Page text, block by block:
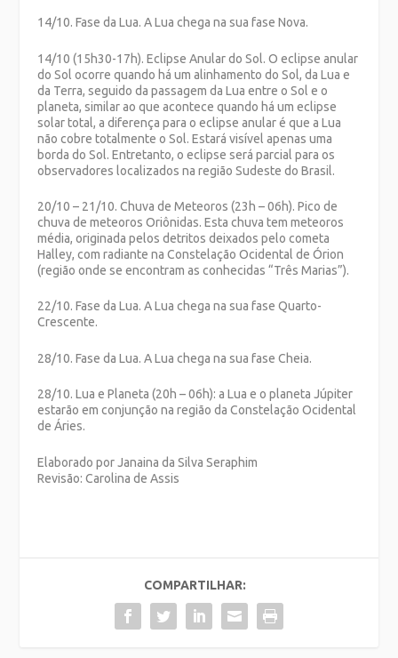
14/10. Fase da Lua. A Lua chega na sua fase Nova.
14/10 (15h30-17h). Eclipse Anular do Sol. O eclipse anular
do Sol ocorre quando há um alinhamento do Sol, da Lua e
da Terra, seguido da passagem da Lua entre o Sol e o
planeta, similar ao que acontece quando há um eclipse
solar total, a diferença para o eclipse anular é que a Lua
não cobre totalmente o Sol. Estará visível apenas uma
borda do Sol. Entretanto, o eclipse será parcial para os
observadores localizados na região Sudeste do Brasil.
20/10 – 21/10. Chuva de Meteoros (23h – 06h). Pico de
chuva de meteoros Oriônidas. Esta chuva tem meteoros
média, originada pelos detritos deixados pelo cometa
Halley, com radiante na Constelação Ocidental de Órion
(região onde se encontram as conhecidas “Três Marias”).
22/10. Fase da Lua. A Lua chega na sua fase Quarto-
Crescente.
28/10. Fase da Lua. A Lua chega na sua fase Cheia.
28/10. Lua e Planeta (20h – 06h): a Lua e o planeta Júpiter
estarão em conjunção na região da Constelação Ocidental
de Áries.
Elaborado por Janaina da Silva Seraphim
Revisão: Carolina de Assis
COMPARTILHAR: